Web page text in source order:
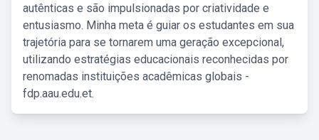
autênticas e são impulsionadas por criatividade e
entusiasmo. Minha meta é guiar os estudantes em sua
trajetória para se tornarem uma geração excepcional,
utilizando estratégias educacionais reconhecidas por
renomadas instituições acadêmicas globais -
fdp.aau.edu.et.